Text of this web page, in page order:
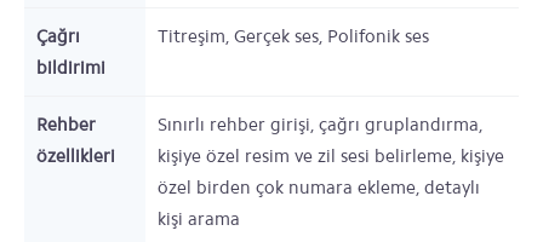
Çağrı
bildirimi
Titreşim, Gerçek ses, Polifonik ses
Rehber
özellikleri
Sınırlı rehber girişi, çağrı gruplandırma,
kişiye özel resim ve zil sesi belirleme, kişiye
özel birden çok numara ekleme, detaylı
kişi arama